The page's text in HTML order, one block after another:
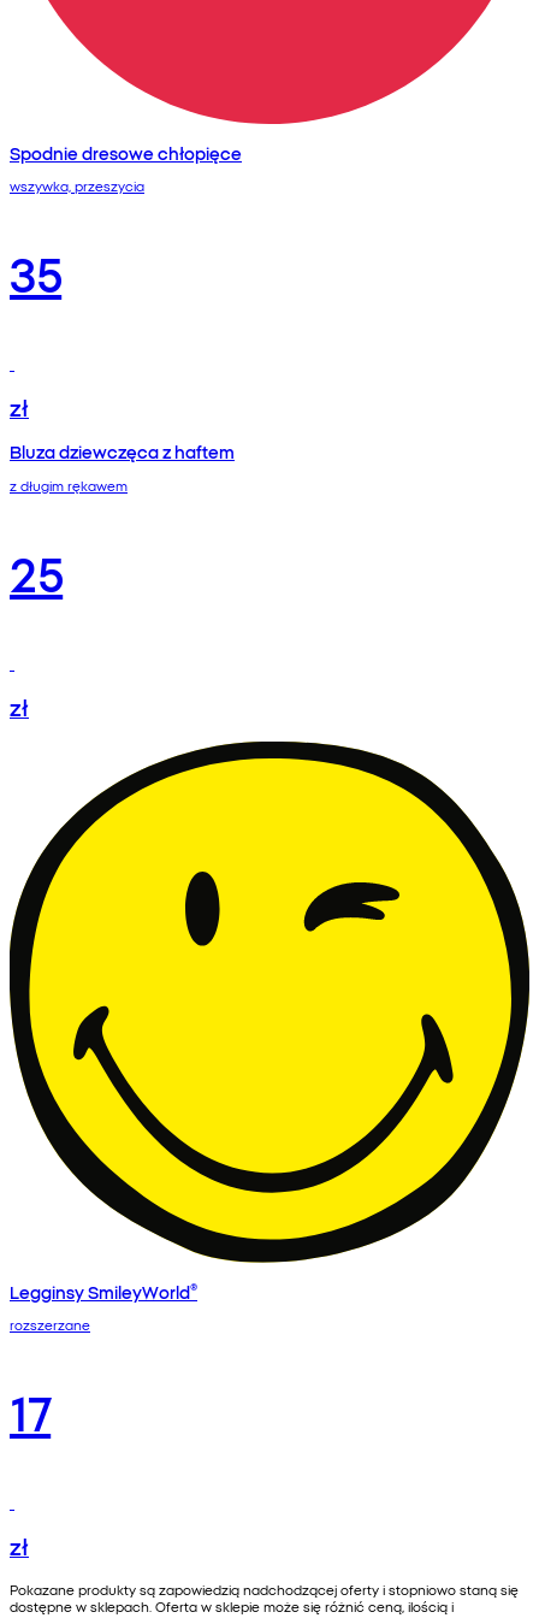
Spodnie dresowe chłopięce
wszywka, przeszycia
35
zł
Bluza dziewczęca z haftem
z długim rękawem
25
zł
Legginsy SmileyWorld®
rozszerzane
17
zł
Pokazane produkty są zapowiedzią nadchodzącej oferty i stopniowo staną się
dostępne w sklepach. Oferta w sklepie może się różnić ceną, ilością i